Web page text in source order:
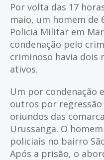
Por volta das 17
maio, um homem de
Policia Militar em
condenação pelo
criminoso havia dois
ativos.
Um por condenação
outros por
oriundos das
Urussanga. O
policiais no bairro
Após a prisão, o